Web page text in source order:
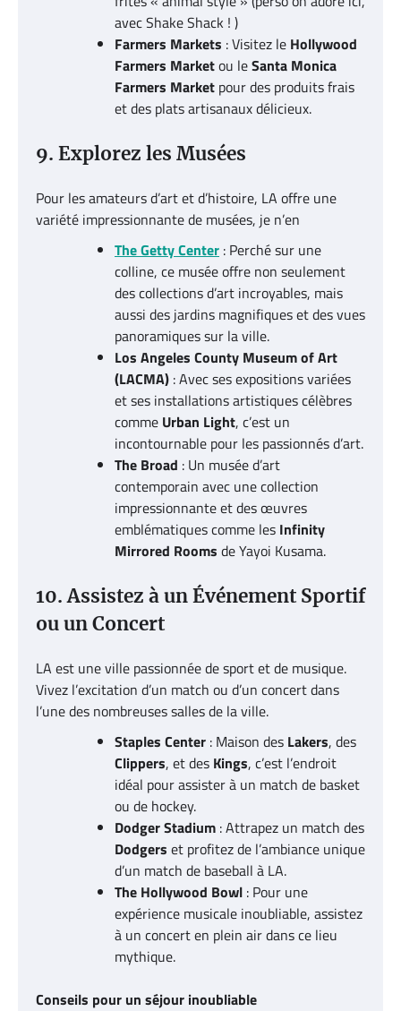
avec Shake Shack ! )
Farmers Markets : Visitez le Hollywood
Farmers Marketou leSanta Monica
Farmers Market pour des produits frais
et des plats artisanaux délicieux.
9. Explorez les Musées
Pour les amateurs d’art et d’histoire, LA offre une
variété impressionnante de musées, je n’en
The Getty Center : Perché sur une
colline, ce musée offre non seulement
des collections d’art incroyables, mais
aussi des jardins magnifiques et des vues
panoramiques sur la ville.
Los Angeles County Museum of Art
(LACMA) : Avec ses expositions variées
et ses installations artistiques célèbres
comme Urban Light, c’est un
incontournable pour les passionnés d’art.
The Broad : Un musée d’art
contemporain avec une collection
impressionnante et des œuvres
emblématiques comme les Infinity
Mirrored Rooms de Yayoi Kusama.
10. Assistez à un Événement Sportif
ou un Concert
LA est une ville passionnée de sport et de musique.
Vivez l’excitation d’un match ou d’un concert dans
l’une des nombreuses salles de la ville.
Staples Center : Maison des Lakers, des
Clippers, et des Kings, c’est l’endroit
idéal pour assister à un match de basket
ou de hockey.
Dodger Stadium : Attrapez un match des
Dodgers et profitez de l’ambiance unique
d’un match de baseball à LA.
The Hollywood Bowl : Pour une
expérience musicale inoubliable, assistez
à un concert en plein air dans ce lieu
mythique.
Conseils pour un séjour inoubliable